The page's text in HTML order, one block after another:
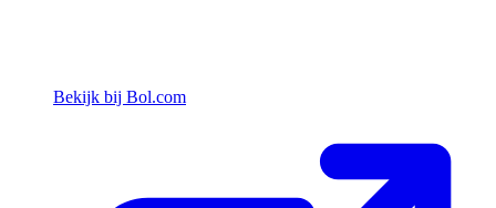
Bekijk bij Bol.com